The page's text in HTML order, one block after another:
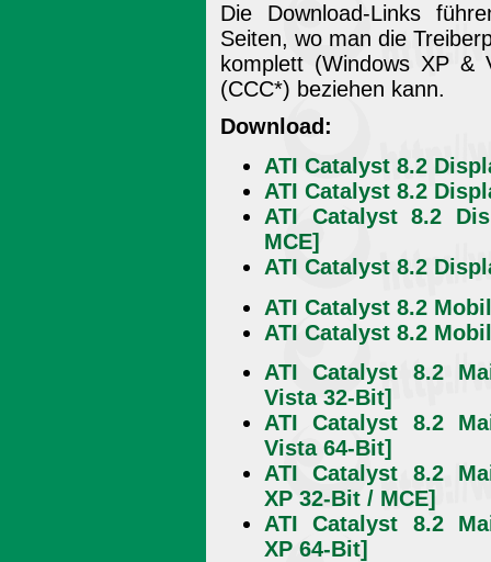
Die Download-Links
Seiten, wo man die
komplett (Windows XP &
(CCC*) beziehen kann.
Download:
ATI Catalyst 8.2
ATI Catalyst 8.2
ATI Catalyst 8.2
MCE]
ATI Catalyst 8.2
ATI Catalyst 8.2
ATI Catalyst 8.2
ATI Catalyst 8.2
Vista 32-Bit]
ATI Catalyst 8.2
Vista 64-Bit]
ATI Catalyst 8.2
XP 32-Bit / MCE]
ATI Catalyst 8.2
XP 64-Bit]